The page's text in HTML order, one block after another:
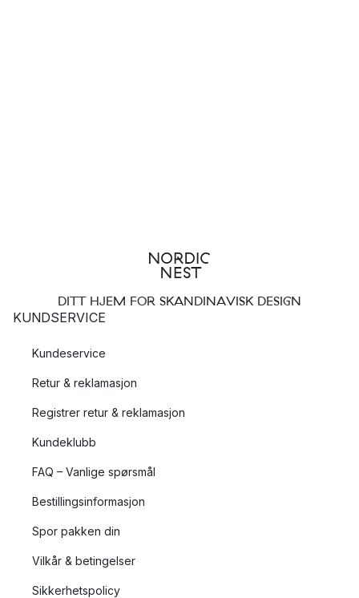
DITT HJEM FOR SKANDINAVISK DESIGN
KUNDSERVICE
Kundeservice
Retur & reklamasjon
Registrer retur & reklamasjon
Kundeklubb
FAQ – Vanlige spørsmål
Bestillingsinformasjon
Spor pakken din
Vilkår & betingelser
Sikkerhetspolicy